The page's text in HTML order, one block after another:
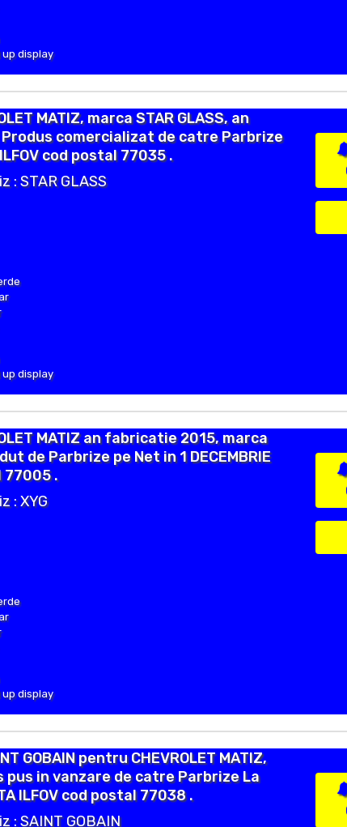
up display
MATIZ, marca STAR GLASS, an
comercializat de catre Parbrize
cod postal 77035 .
: STAR GLASS
up display
MATIZ an fabricatie 2015, marca
de Parbrize pe Net in 1 DECEMBRIE
77005 .
: XYG
up display
GOBAIN pentru CHEVROLET MATIZ,
pus in vanzare de catre Parbrize La
ILFOV cod postal 77038 .
: SAINT GOBAIN